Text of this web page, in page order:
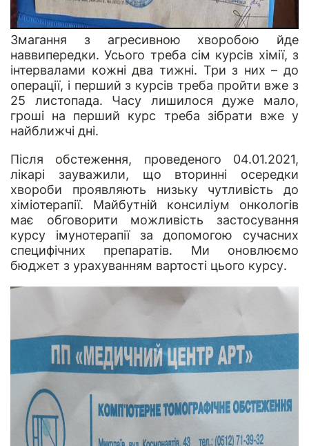
Змагання з агресивною хворобою йде
наввипередки. Усього треба сім курсів хімії, з
інтервалами кожні два тижні. Три з них – до
операції, і перший з курсів треба пройти вже з
25 листопада. Часу лишилося дуже мало,
гроші на перший курс треба зібрати вже у
найближчі дні.
Після обстеження, проведеного 04.01.2021,
лікарі зауважили, що вторинні осередки
хвороби проявляють низьку чутливість до
хіміотерапії. Майбутній консиліум онкологів
має обговорити можливість застосування
курсу імунотерапії за допомогою сучасних
специфічних препаратів. Ми оновлюємо
бюджет з урахуванням вартості цього курсу.